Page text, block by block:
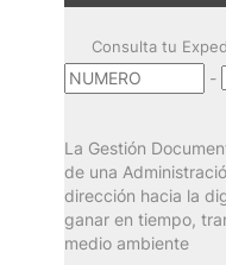
Consulta tu
-
La Gestión
de una
dirección hacia la
ganar en tiempo,
medio ambiente